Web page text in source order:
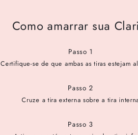
Como amarrar sua
Passo 1
Certifique-se de que ambas as tiras estejam
Passo 2
Cruze a tira externa sobre a tira
Passo 3